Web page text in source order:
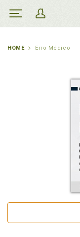
HOME Erro Médico